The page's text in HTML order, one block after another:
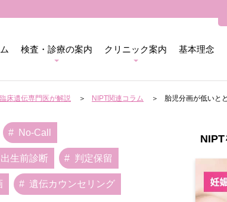
検査・診療の案内 クリニック案内 基本理念
床遺伝専門医が解説 NIPT関連コラム
胎児分画が低いと
No-Call
出生前診断 判定保留
遺伝カウンセリング